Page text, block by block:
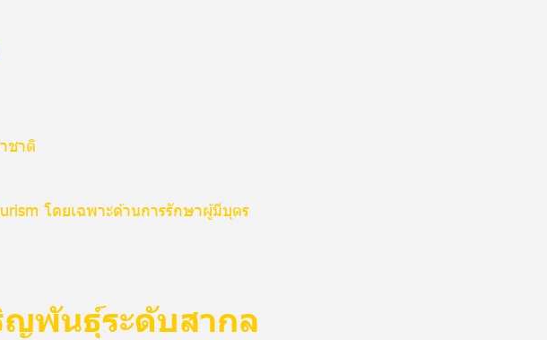
ชาติ
โดยเฉพาะด้านการรักษาผู้มีบุตร
ญพันธุ์ระดับสากล